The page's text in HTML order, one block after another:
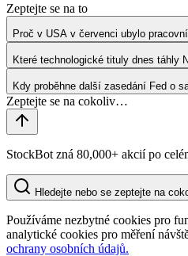
Zeptejte se na to
Proč v USA v červenci ubylo
Které technologické tituly dnes táhly
Kdy proběhne další zasedání Fed o
StockBot zná 80,000+ akcií po
Hledejte nebo se zeptejte na
Používáme nezbytné cookies pro
analytické cookies pro měření
ochrany osobních údajů.